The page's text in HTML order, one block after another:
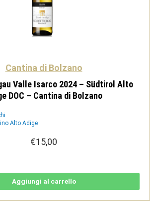
Cantina di Bolzano
Valle Isarco 2024 – Südtirol Alto
DOC – Cantina di Bolzano
Alto Adige
€15,00
Aggiungi al carrello